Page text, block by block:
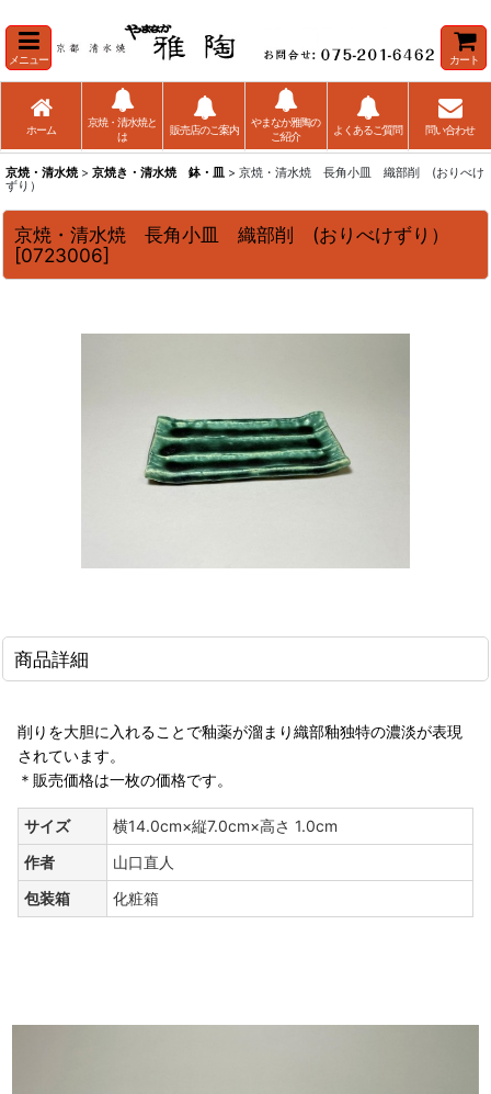
京焼・清水焼> 京焼き・清水焼 鉢・皿 > 京焼・清水焼 長角小皿 織部削 (おりべけ
ずり）
メニュー カート
ホーム
京焼・清水焼と
は
販売店のご案内
やまなか雅陶の
ご紹介
よくあるご質問 問い合わせ
京焼・清水焼 長角小皿 織部削 (おりべけずり）
[0723006]
商品詳細
削りを大胆に入れることで釉薬が溜まり織部釉独特の濃淡が表現
されています。
＊販売価格は一枚の価格です。
サイズ
横14.0cm×縦7.0cm×高さ 1.0cm
作者
山口直人
包装箱
化粧箱